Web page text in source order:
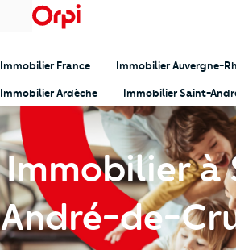
menu
Immobilier France Immobilier Auvergne-
Immobilier Ardèche Immobilier Saint-
Immobilier à
André-de-